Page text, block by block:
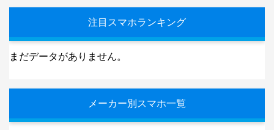
注目スマホランキング
まだデータがありません。
メーカー別スマホ一覧